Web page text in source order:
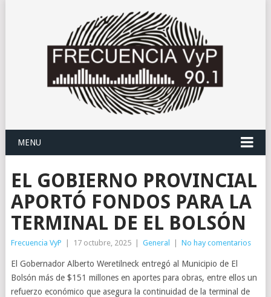
MENU
EL GOBIERNO PROVINCIAL
APORTÓ FONDOS PARA LA
TERMINAL DE EL BOLSÓN
Frecuencia VyP 17 octubre, 2025 General No hay comentarios
El Gobernador Alberto Weretilneck entregó al Municipio de El
Bolsón más de $151 millones en aportes para obras, entre ellos un
refuerzo económico que asegura la continuidad de la terminal de